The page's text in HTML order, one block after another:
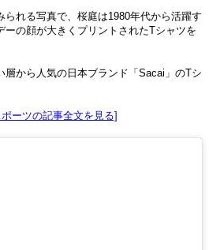
られる写真で、桜庭は1980年代から活躍す
ーの顔が大きくプリントされたTシャツを
層から人気の日本ブランド「Sacai」のTシ
ーツの記事全文を見る]